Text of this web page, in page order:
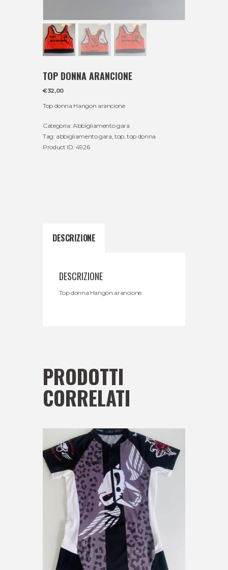
TOP DONNA ARANCIONE
€32,00
Top donna Hangon arancione
Categoria:Abbigliamento gara
Tag: abbigliamento gara ,top,top donna
Product ID: 4926
DESCRIZIONE
DESCRIZIONE
Top donna Hangon arancione
PRODOTTI
CORRELATI